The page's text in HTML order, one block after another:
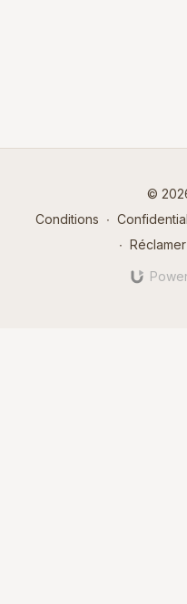
©
Conditions ∙
∙